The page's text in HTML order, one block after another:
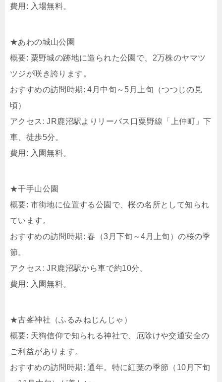
費用: 入場無料。
★あわの城山公園
概要: 粟野城の跡地に造られた公園で、2万株のヤマツ
ツジが咲き誇ります。
おすすめの訪問時期: 4月中旬～5月上旬（つつじの見
頃）
アクセス: JR鹿沼駅よりリーバス口粟野線「上仲町」下
車、徒歩5分。
費用: 入園無料。
★千手山公園
概要: 市街地に位置する公園で、桜の名所として知られ
ています。
おすすめの訪問時期: 春（3月下旬～4月上旬）の桜の季
節。
アクセス: JR鹿沼駅から車で約10分。
費用: 入園無料。
★古峯神社（ふるみねじんじゃ）
概要: 天狗信仰で知られる神社で、厄除けや交通安全の
ご利益があります。
おすすめの訪問時期: 通年。特に紅葉の季節（10月下旬